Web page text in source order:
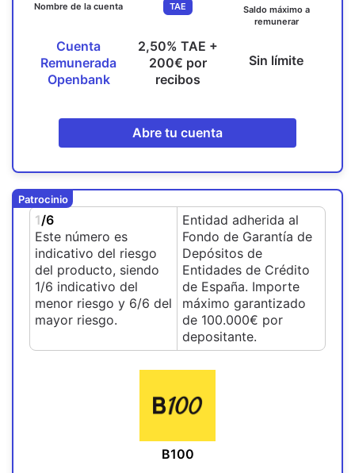
Nombre de la cuenta
Cuenta
Remunerada
Openbank
TAE
2,50% TAE +
200€ por
recibos
Saldo máximo a
remunerar
Sin límite
Abre tu cuenta
Patrocinio
1/6
Este número es
indicativo del riesgo
del producto, siendo
1/6 indicativo del
menor riesgo y 6/6 del
mayor riesgo.
Entidad adherida al
Fondo de Garantía de
Depósitos de
Entidades de Crédito
de España. Importe
máximo garantizado
de 100.000€ por
depositante.
B100